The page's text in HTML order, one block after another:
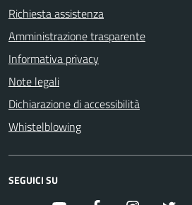
Richiesta assistenza
Amministrazione trasparente
Informativa privacy
Note legali
Dichiarazione di accessibilità
Whistelblowing
SEGUICI SU